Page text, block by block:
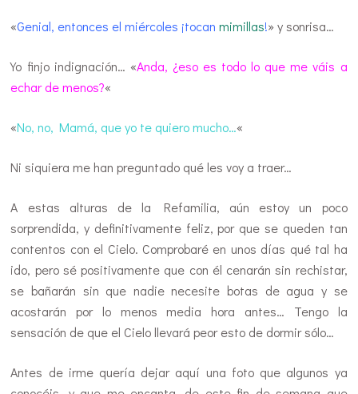
«Genial, entonces el miércoles ¡tocanmimillas!» y sonrisa…
Yo finjo indignación… «Anda, ¿eso es todo lo que me váis a
echar de menos?«
«No, no, Mamá, que yo te quiero mucho…«
Ni siquiera me han preguntado qué les voy a traer…
A estas alturas de la Refamilia, aún estoy un poco
sorprendida, y definitivamente feliz, por que se queden tan
contentos con el Cielo. Comprobaré en unos días qué tal ha
ido, pero sé positivamente que con él cenarán sin rechistar,
se bañarán sin que nadie necesite botas de agua y se
acostarán por lo menos media hora antes… Tengo la
sensación de que el Cielo llevará peor esto de dormir sólo…
Antes de irme quería dejar aquí una foto que algunos ya